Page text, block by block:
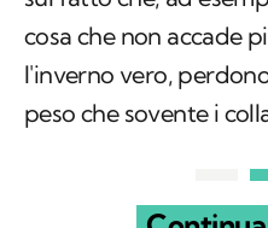
cosa che non accade
l'inverno vero,
peso che sovente i